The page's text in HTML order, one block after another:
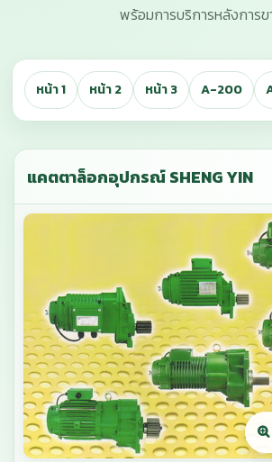
พร้อมการบริการหลังการข
หน้า 1 หน้า 2 หน้า 3 A-200
แคตตาล็อกอุปกรณ์ SHENG YIN